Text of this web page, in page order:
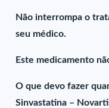
Não interrompa o
seu médico.
Este medicamento
O que devo fazer
Sinvastatina –